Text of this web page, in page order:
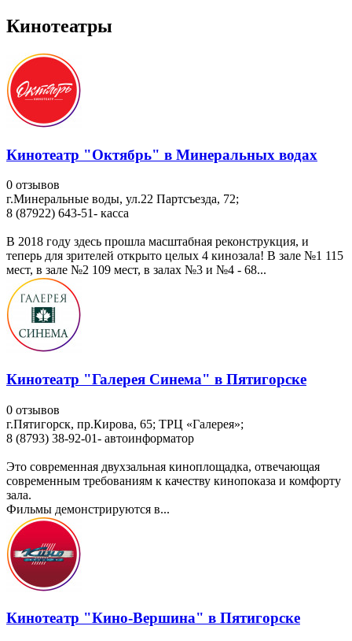
Кинотеатры
Кинотеатр "Октябрь" в Минеральных водах
0 отзывов
г.Минеральные воды, ул.22 Партсъезда, 72;
8 (87922) 643-51- касса
В 2018 году здесь прошла масштабная реконструкция, и
теперь для зрителей открыто целых 4 кинозала! В зале №1 115
мест, в зале №2 109 мест, в залах №3 и №4 - 68...
Кинотеатр "Галерея Синема" в Пятигорске
0 отзывов
г.Пятигорск, пр.Кирова, 65; ТРЦ «Галерея»;
8 (8793) 38-92-01- автоинформатор
Это современная двухзальная киноплощадка, отвечающая
современным требованиям к качеству кинопоказа и комфорту
зала.
Фильмы демонстрируются в...
Кинотеатр "Кино-Вершина" в Пятигорске